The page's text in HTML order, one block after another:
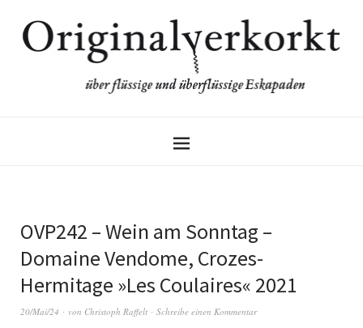
OVP242 – Wein am Sonntag –
Domaine Vendome, Crozes-
Hermitage »Les Coulaires« 2021
20/Mai/24 von Christoph Raffelt Schreibe einen Kommentar